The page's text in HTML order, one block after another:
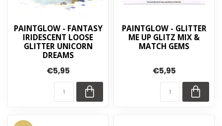
PAINTGLOW - FANTASY
IRIDESCENT LOOSE
GLITTER UNICORN
DREAMS
€5,95
PAINTGLOW - GLITTER
ME UP GLITZ MIX &
MATCH GEMS
€5,95